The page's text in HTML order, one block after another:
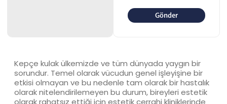
Kepçe kulak ülkemizde ve tüm dünyada yaygın bir
sorundur. Temel olarak vücudun genel işleyişine bir
etkisi olmayan ve bu nedenle tam olarak bir hastalık
olarak nitelendirilemeyen bu durum, bireyleri estetik
olarak rahatsız ettiği için estetik cerrahi kliniklerinde